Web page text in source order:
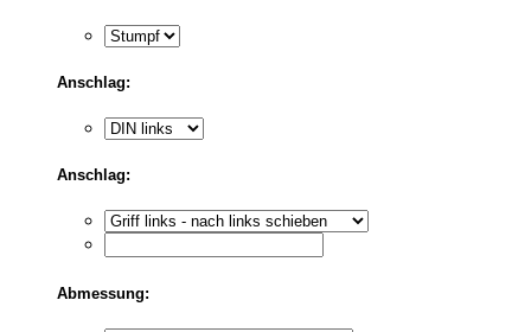
Anschlag:
Anschlag:
Abmessung: